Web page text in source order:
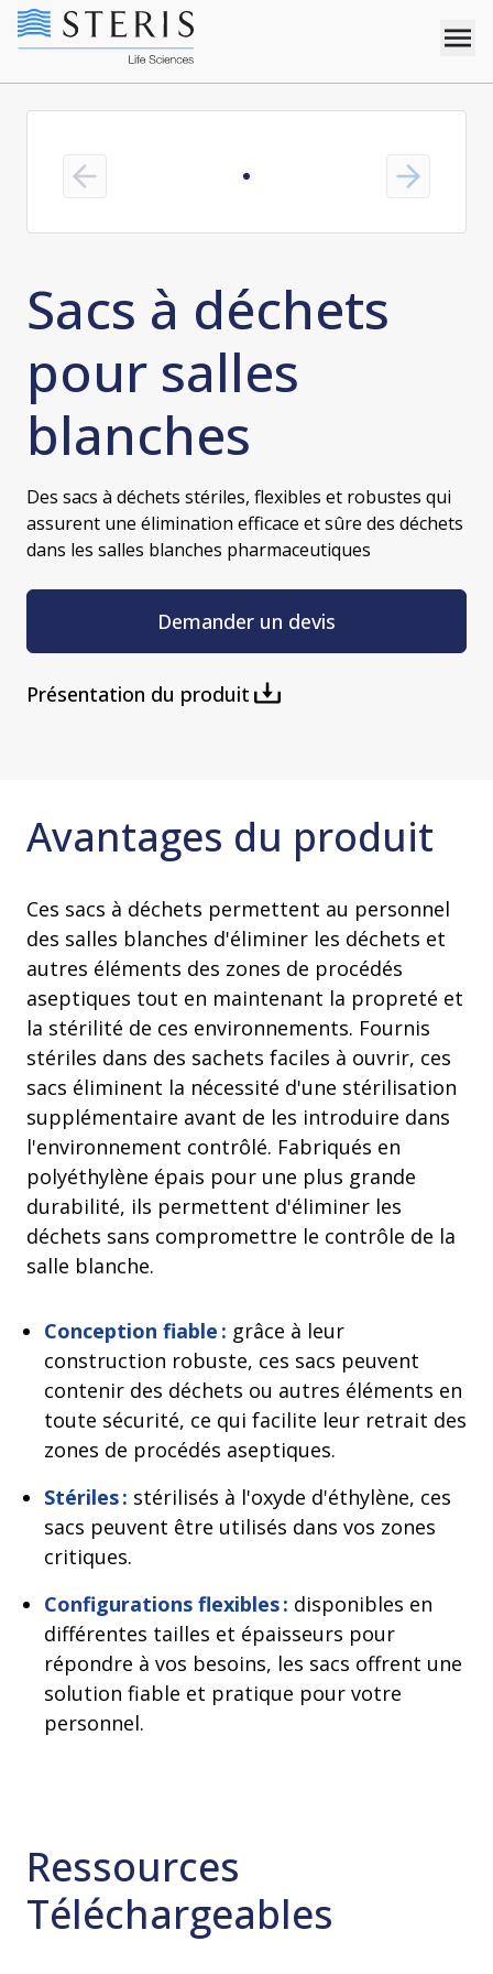
Previous slide Next slide
Sacs à déchets
pour salles
blanches
Des sacs à déchets stériles, flexibles et robustes qui
assurent une élimination efficace et sûre des déchets
dans les salles blanches pharmaceutiques
Demander un devis
Présentation du produit
Avantages du produit
Ces sacs à déchets permettent au personnel
des salles blanches d'éliminer les déchets et
autres éléments des zones de procédés
aseptiques tout en maintenant la propreté et
la stérilité de ces environnements. Fournis
stériles dans des sachets faciles à ouvrir, ces
sacs éliminent la nécessité d'une stérilisation
supplémentaire avant de les introduire dans
l'environnement contrôlé. Fabriqués en
polyéthylène épais pour une plus grande
durabilité, ils permettent d'éliminer les
déchets sans compromettre le contrôle de la
salle blanche.
Conception fiable : grâce à leur
construction robuste, ces sacs peuvent
contenir des déchets ou autres éléments en
toute sécurité, ce qui facilite leur retrait des
zones de procédés aseptiques.
Stériles : stérilisés à l'oxyde d'éthylène, ces
sacs peuvent être utilisés dans vos zones
critiques.
Configurations flexibles : disponibles en
différentes tailles et épaisseurs pour
répondre à vos besoins, les sacs offrent une
solution fiable et pratique pour votre
personnel.
Ressources
Téléchargeables